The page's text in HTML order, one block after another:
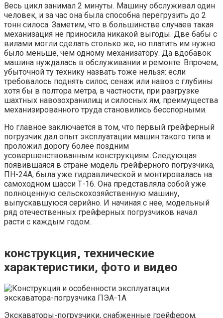
Весь цикл занимал 2 минуты. Машину обслуживал один
человек, и за час она была способна перегрузить до 2
тонн силоса. Заметим, что в большинстве случаев такая
механизация не приносила никакой выгоды. Две бабы с
вилами могли сделать столько же, но платить им нужно
было меньше, чем одному механизатору. Да вдобавок
машина нуждалась в обслуживании и ремонте. Впрочем,
убыточной ту технику назвать тоже нельзя: если
требовалось поднять силос, сенаж или навоз с глубины
хотя бы в полтора метра, в частности, при разгрузке
шахтных навозохранилищ и силосных ям, преимущества
механизированного труда становились бесспорными.
Но главное заключается в том, что первый грейферный
погрузчик дал опыт эксплуатации машин такого типа и
проложил дорогу более поздним
усовершенствованным конструкциям. Следующая
появившаяся в стране модель грейферного погрузчика,
ПН-24А, была уже гидравлической и монтировалась на
самоходном шасси Т-16. Она представляла собой уже
полноценную сельскохозяйственную машину,
выпускавшуюся серийно. И начиная с нее, модельный
ряд отечественных грейферных погрузчиков начал
расти с каждым годом.
конструкция, технические
характеристики, фото и видео
Экскаваторы-погрузчики, снабженные грейфером,